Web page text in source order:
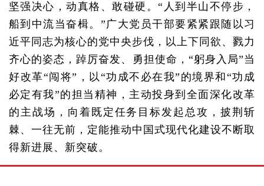
坚强决心，动真格、敢碰硬。“人到半山不停步，
船到中流当奋楫。”广大党员干部要紧紧跟随以习
近平同志为核心的党中央步伐，以上下同欲、戮力
齐心的姿态，踔厉奋发、勇担使命，“躬身入局”当
好改革“闯将”，以“功成不必在我”的境界和“功成
必定有我”的担当精神，主动投身到全面深化改革
的主战场，向着既定任务目标发起总攻，披荆斩
棘、一往无前，定能推动中国式现代化建设不断取
得新进展、新突破。